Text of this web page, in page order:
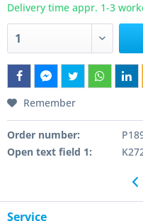
Delivery time appr. 1-3
Remember
Order number:
Open text field 1:
Service